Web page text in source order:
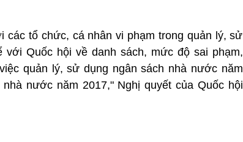
các tổ chức, cá nhân vi phạm trong quản lý, sử
Quốc hội về danh sách, mức độ sai phạm,
quản lý, sử dụng ngân sách nhà nước năm
nước năm 2017," Nghị quyết của Quốc hội